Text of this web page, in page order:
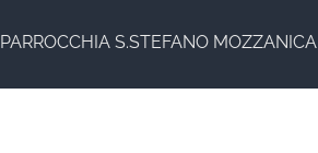
al
PARROCCHIA S.STEFANO MOZZANICA